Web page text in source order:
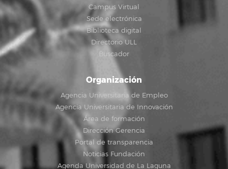
Campus Virtual
Sede electrónica
Biblioteca digital
Directorio ULL
Buscador
Organización
Agencia Universitaria de Empleo
Agencia Universitaria de Innovación
Área de formación
Dirección Gerencia
Portal de transparencia
Noticias Fundación
Agenda Universidad de La Laguna